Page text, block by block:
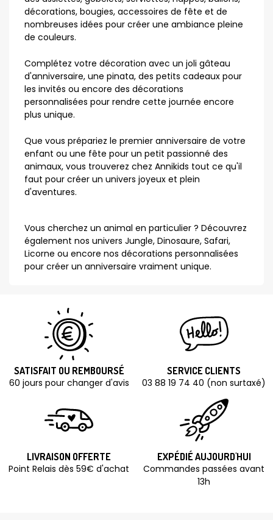
décorations, bougies, accessoires de fête et de
nombreuses idées pour créer une ambiance pleine
de couleurs.
Complétez votre décoration avec un joli gâteau
d'anniversaire, une pinata, des petits cadeaux pour
les invités ou encore des décorations
personnalisées pour rendre cette journée encore
plus unique.
Que vous prépariez le premier anniversaire de votre
enfant ou une fête pour un petit passionné des
animaux, vous trouverez chez Annikids tout ce qu'il
faut pour créer un univers joyeux et plein
d'aventures.
Vous cherchez un animal en particulier ? Découvrez
également nos univers Jungle, Dinosaure, Safari,
Licorne ou encore nos décorations personnalisées
pour créer un anniversaire vraiment unique.
SATISFAIT OU REMBOURSÉ
60 jours pour changer d'avis
SERVICE CLIENTS
03 88 19 74 40 (non surtaxé)
LIVRAISON OFFERTE
Point Relais dès 59€ d'achat
EXPÉDIÉ AUJOURD'HUI
Commandes passées avant
13h